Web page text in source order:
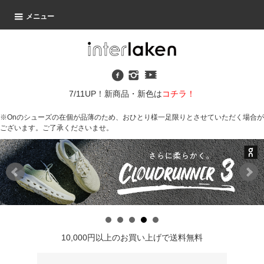
メニュー
7/11UP！新商品・新色はコチラ！
※Onのシューズの在個が品薄のため、おひとり様一足限りとさせていただく場合が
ございます。ご了承くださいませ。
10,000円以上のお買い上げで送料無料